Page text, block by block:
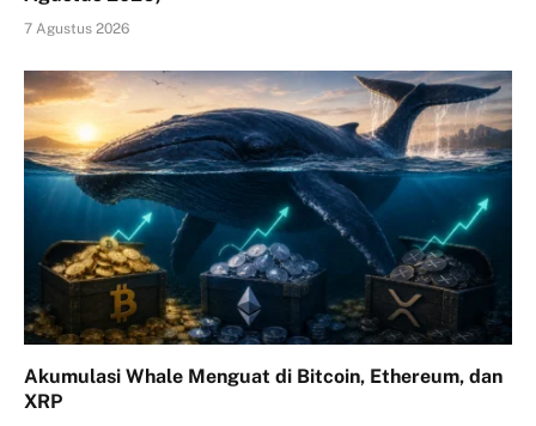
7 Agustus 2026
Akumulasi Whale Menguat di Bitcoin, Ethereum, dan
XRP